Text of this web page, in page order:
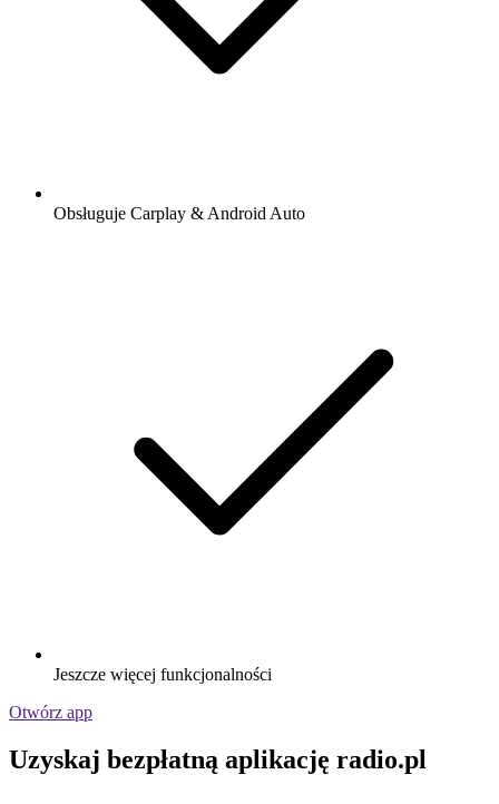
Obsługuje Carplay & Android Auto
Jeszcze więcej funkcjonalności
Otwórz app
Uzyskaj bezpłatną aplikację radio.pl